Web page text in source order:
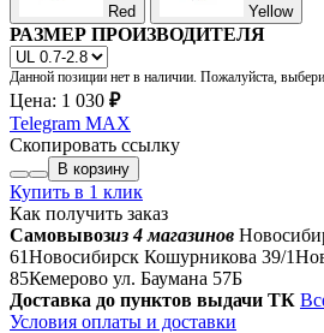
Red Yellow
РАЗМЕР ПРОИЗВОДИТЕЛЯ
Данной позиции нет в наличии. Пожалуйста,
Цена: 1 030 ₽
Telegram MAX
Скопировать ссылку
В корзину
Купить в 1 клик
Как получить заказ
Самовывозиз 4 магазинов
61Новосибирск Кошурникова 39/1
85Кемерово ул. Баумана 57Б
Доставка до пунктов выдачи ТК
Условия оплаты и доставки